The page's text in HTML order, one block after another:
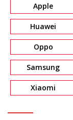
Apple
Huawei
Oppo
Samsung
Xiaomi